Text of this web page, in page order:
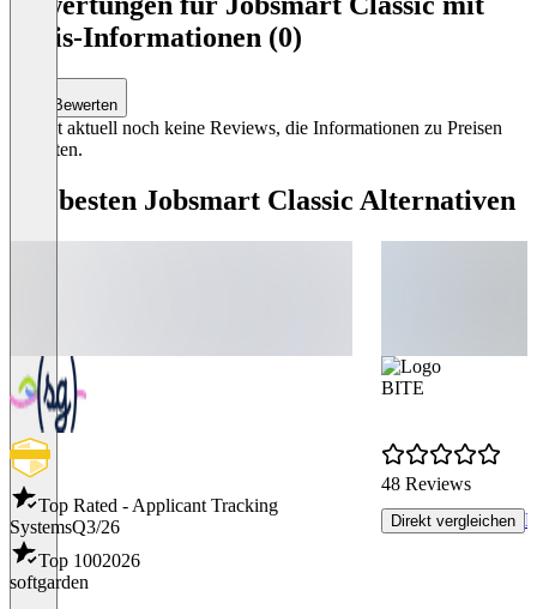
Preis-Informationen (0)
Bewerten
Es gibt aktuell noch keine Reviews, die Informationen zu Preisen
enthalten.
Die besten Jobsmart Classic Alternativen
Top Rated - Applicant Tracking
SystemsQ3/26
Top 1002026
softgarden
BITE
48 Reviews
Direkt vergleichen